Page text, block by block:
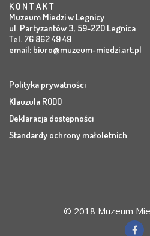
K O N T A K T
Muzeum Miedzi w Legnicy
ul. Partyzantów 3, 59-220 Legnica
Tel. 76 862 49 49
email: biuro@muzeum-miedzi.art.pl
Polityka prywatności
Klauzula RODO
Deklaracja dostępności
Standardy ochrony małoletnich
© 2018 Muzeum